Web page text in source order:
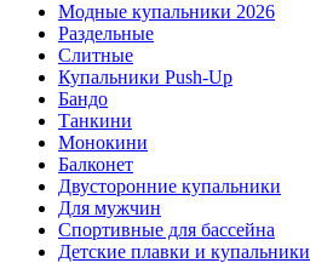
Модные купальники 2026
Раздельные
Слитные
Купальники Push-Up
Бандо
Танкини
Монокини
Балконет
Двусторонние купальники
Для мужчин
Спортивные для бассейна
Детские плавки и купальники